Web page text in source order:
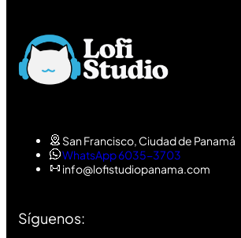
San Francisco, Ciudad de Panamá
WhatsApp 6035-3703
info@lofistudiopanama.com
Síguenos: